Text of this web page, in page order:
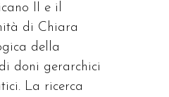
II e il
di Chiara
della
doni gerarchici
La ricerca